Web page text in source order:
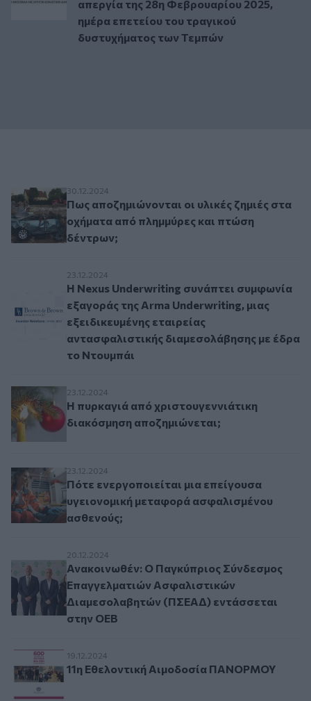
απεργία της 28η Φεβρουαρίου 2025,
ημέρα επετείου του τραγικού
δυστυχήματος των Τεμπών
Πως αποζημιώνονται οι υλικές ζημιές στα
30.12.2024
Πως αποζημιώνονται οι υλικές ζημιές στα
οχήματα από πλημμύρες και πτώση
δέντρων;
Η Nexus Underwriting συνάπτει συμφωνία
23.12.2024
Η Nexus Underwriting συνάπτει συμφωνία
εξαγοράς της Arma Underwriting, μιας
εξειδικευμένης εταιρείας
αντασφαλιστικής διαμεσολάβησης με έδρα
το Ντουμπάι
Η πυρκαγιά από χριστουγεννιάτικη
23.12.2024
Η πυρκαγιά από χριστουγεννιάτικη
διακόσμηση αποζημιώνεται;
Πότε ενεργοποιείται μια επείγουσα
23.12.2024
Πότε ενεργοποιείται μια επείγουσα
υγειονομική μεταφορά ασφαλισμένου
ασθενούς;
Ανακοινωθέν: Ο Παγκύπριος Σύνδεσμος
20.12.2024
Ανακοινωθέν: Ο Παγκύπριος Σύνδεσμος
Επαγγελματιών Ασφαλιστικών
Διαμεσολαβητών (ΠΣΕΑΔ) εντάσσεται
στην ΟΕΒ
11η Εθελοντική Αιμοδοσία ΠΑΝΟΡΜΟΥ
19.12.2024
11η Εθελοντική Αιμοδοσία ΠΑΝΟΡΜΟΥ